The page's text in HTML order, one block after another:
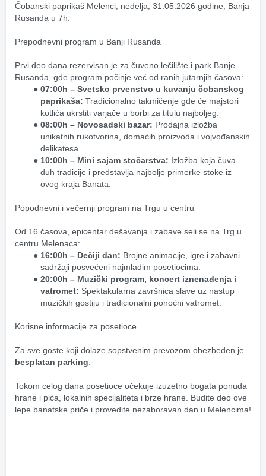
Čobanski paprikaš Melenci, nedelja, 31.05.2026 godine, Banja
Rusanda u 7h.
Prepodnevni program u Banji Rusanda
Prvi deo dana rezervisan je za čuveno lečilište i park Banje
Rusanda, gde program počinje već od ranih jutarnjih časova:
07:00h – Svetsko prvenstvo u kuvanju čobanskog
paprikaša: Tradicionalno takmičenje gde će majstori
kotlića ukrstiti varjače u borbi za titulu najboljeg.
08:00h – Novosadski bazar: Prodajna izložba
unikatnih rukotvorina, domaćih proizvoda i vojvođanskih
delikatesa.
10:00h – Mini sajam stočarstva: Izložba koja čuva
duh tradicije i predstavlja najbolje primerke stoke iz
ovog kraja Banata.
Popodnevni i večernji program na Trgu u centru
Od 16 časova, epicentar dešavanja i zabave seli se na Trg u
centru Melenaca:
16:00h – Dečiji dan: Brojne animacije, igre i zabavni
sadržaji posvećeni najmlađim posetiocima.
20:00h – Muzički program, koncert iznenađenja i
vatromet: Spektakularna završnica slave uz nastup
muzičkih gostiju i tradicionalni ponoćni vatromet.
Korisne informacije za posetioce
besplatan parking
Tokom celog dana posetioce očekuje izuzetno bogata ponuda
hrane i pića, lokalnih specijaliteta i brze hrane. Budite deo ove
lepe banatske priče i provedite nezaboravan dan u Melencima!